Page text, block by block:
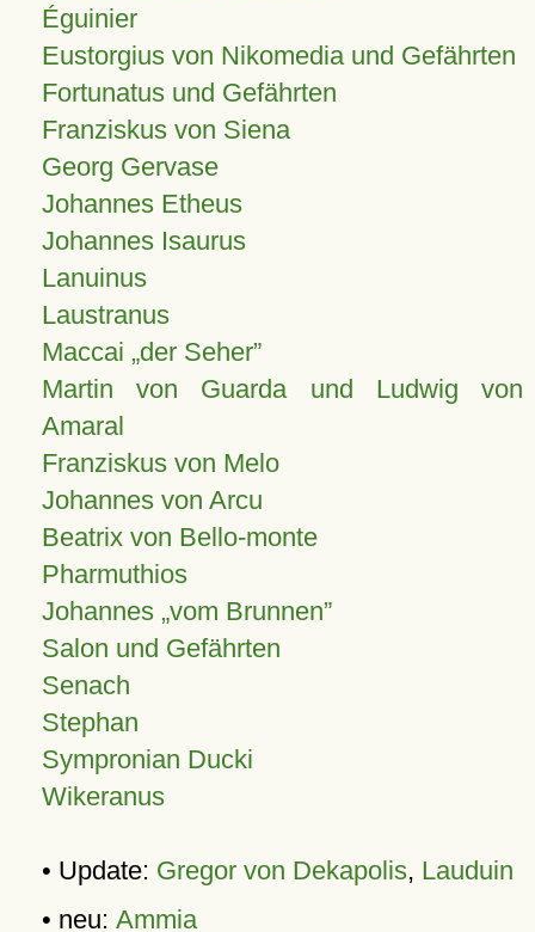
Éguinier
Eustorgius von Nikomedia und Gefährten
Fortunatus und Gefährten
Franziskus von Siena
Georg Gervase
Johannes Etheus
Johannes Isaurus
Lanuinus
Laustranus
Maccai „der Seher”
Martin von Guarda und Ludwig von
Amaral
Franziskus von Melo
Johannes von Arcu
Beatrix von Bello-monte
Pharmuthios
Johannes vom Brunnen
Salon und Gefährten
Senach
Stephan
Sympronian Ducki
Wikeranus
• Update: Gregor von Dekapolis, Lauduin
• neu: Ammia